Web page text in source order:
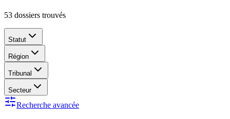
53 dossiers trouvés
Statut
Région
Tribunal
Secteur
Recherche avancée